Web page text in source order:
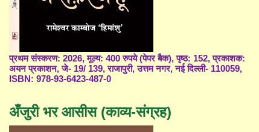
प्रथम संस्करण: 2026, मूल्य: 400 रुपये (पेपर बैक), पृष्ठ: 152, प्रकाशक:
अयन प्रकाशन, जे- 19/ 139, राजापुरी, उत्तम नगर, नई दिल्ली- 110059,
ISBN: 978-93-6423-487-0
अँजुरी भर आसीस (काव्य-संग्रह)